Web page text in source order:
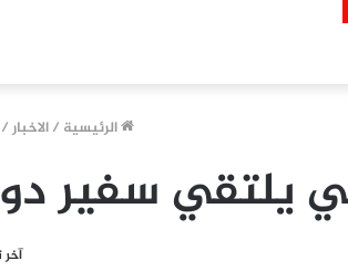
الرئيسية / الاخبار/
يلتقي سفير
آخر